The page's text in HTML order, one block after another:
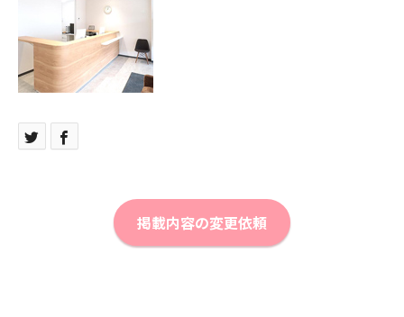
掲載内容の変更依頼